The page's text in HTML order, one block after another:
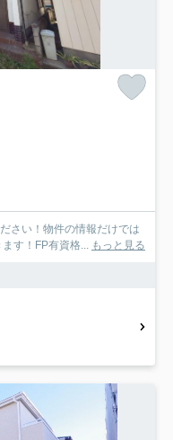
さい！物件の情報だけでは
す！FP有資格... もっと見る